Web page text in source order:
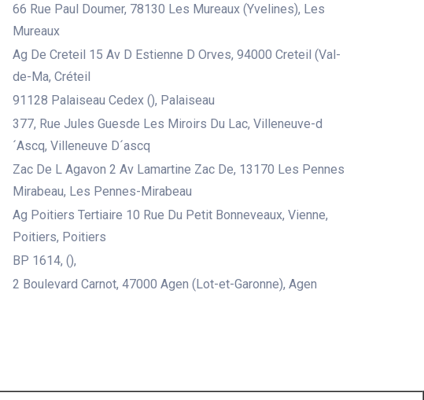
66 Rue Paul Doumer, 78130 Les Mureaux (Yvelines), Les
Mureaux
Ag De Creteil 15 Av D Estienne D Orves, 94000 Creteil (Val-
de-Ma, Créteil
91128 Palaiseau Cedex (), Palaiseau
377, Rue Jules Guesde Les Miroirs Du Lac, Villeneuve-d
´Ascq, Villeneuve D´ascq
Zac De L Agavon 2 Av Lamartine Zac De, 13170 Les Pennes
Mirabeau, Les Pennes-Mirabeau
Ag Poitiers Tertiaire 10 Rue Du Petit Bonneveaux, Vienne,
Poitiers, Poitiers
BP 1614, (),
2 Boulevard Carnot, 47000 Agen (Lot-et-Garonne), Agen